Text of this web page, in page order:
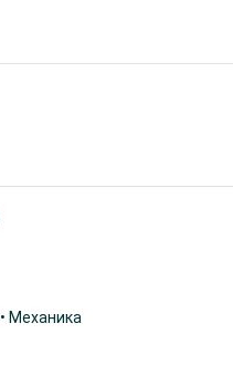
Механика